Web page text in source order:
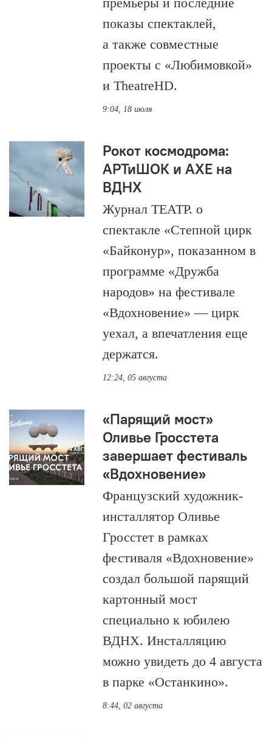
показы спектаклей,
а также совместные
проекты с «Любимовкой»
и TheatreHD.
9:04, 18 июля
Рокот космодрома:
АРТиШОК и АХЕ на
ВДНХ
Журнал ТЕАТР. о
спектакле «Степной цирк
«Байконур», показанном в
программе «Дружба
народов» на фестивале
«Вдохновение» — цирк
уехал, а впечатления еще
держатся.
12:24, 05 августа
«Парящий мост»
Оливье Гросстета
завершает фестиваль
«Вдохновение»
Французский художник-
инсталлятор Оливье
Гросстет в рамках
фестиваля «Вдохновение»
создал большой парящий
картонный мост
специально к юбилею
ВДНХ. Инсталляцию
можно увидеть до 4 августа
в парке «Останкино».
8:44, 02 августа